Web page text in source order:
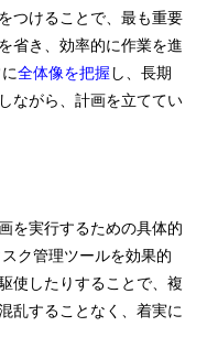
つけることで、最も重要
省き、効率的に作業を進
全体像を把握 し、長期
ながら、計画を立ててい
を実行するための具体的
ク管理ツールを効果的
使したりすることで、複
乱することなく、着実に